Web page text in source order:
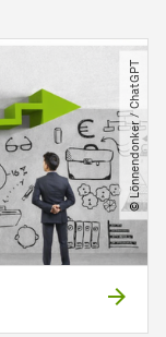
© Lönnendonker ​/​ ChatGPT